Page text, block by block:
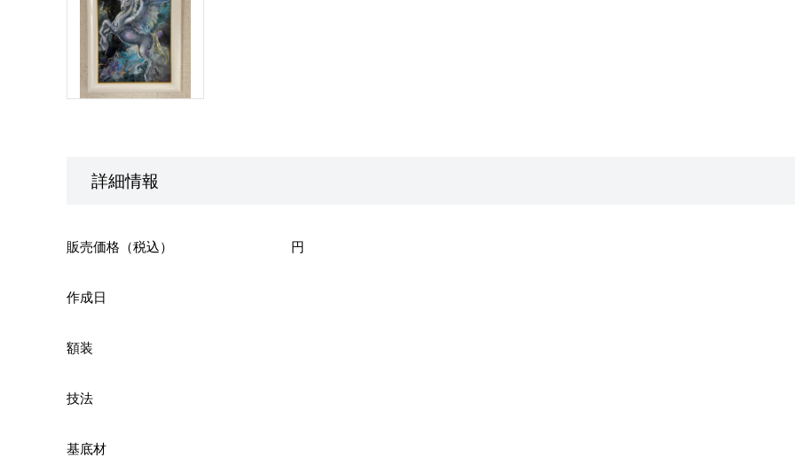
詳細情報
販売価格（税込） 円
作成日
額装
技法
基底材